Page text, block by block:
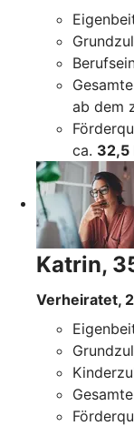
ab dem
ca. 32,5
Katrin,
Verheiratet,